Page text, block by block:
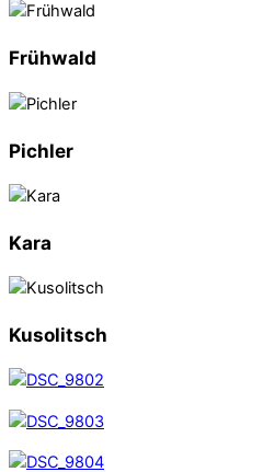
Frühwald
Pichler
Kara
Kusolitsch